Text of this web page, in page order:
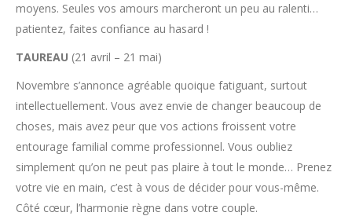
moyens. Seules vos amours marcheront un peu au ralenti…
patientez, faites confiance au hasard !
TAUREAU (21 avril – 21 mai)
Novembre s’annonce agréable quoique fatiguant, surtout
intellectuellement. Vous avez envie de changer beaucoup de
choses, mais avez peur que vos actions froissent votre
entourage familial comme professionnel. Vous oubliez
simplement qu’on ne peut pas plaire à tout le monde… Prenez
votre vie en main, c’est à vous de décider pour vous-même.
Côté cœur, l’harmonie règne dans votre couple.